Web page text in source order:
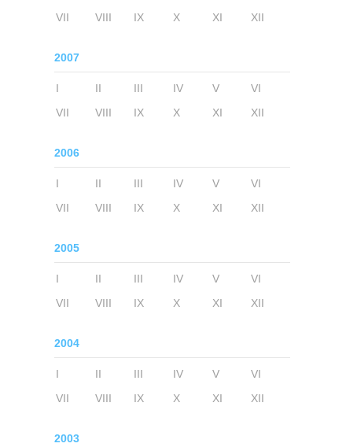
VII
VIII IX X XI XII
2007
I II III IV V
VI
VII
VIII IX X XI XII
2006
I II III IV V
VI
VII
VIII IX X XI XII
2005
I II III IV V
VI
VII
VIII IX X XI XII
2004
I II III IV V
VI
VII
VIII IX X XI XII
2003